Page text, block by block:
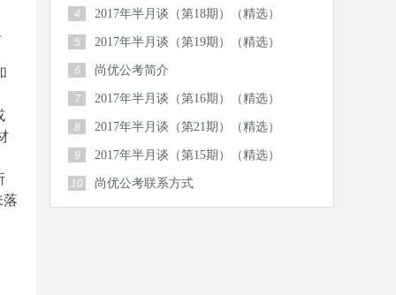
落
4 2017年半月谈（第18期）（精选）
5 2017年半月谈（第19期）（精选）
6 尚优公考简介
7 2017年半月谈（第16期）（精选）
8 2017年半月谈（第21期）（精选）
9 2017年半月谈（第15期）（精选）
10 尚优公考联系方式